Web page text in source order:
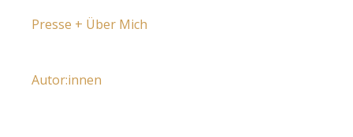
Presse + Über Mich
Autor:innen